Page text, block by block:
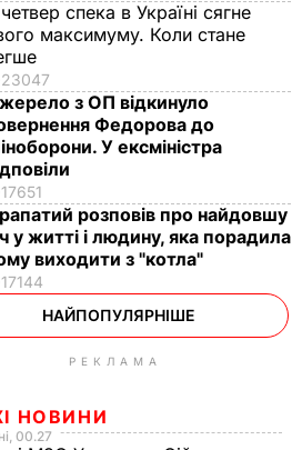
спека в Україні сягне
максимуму. Коли стане
23047
з ОП відкинуло
Федорова до
У ексміністра
17651
розповів про найдовшу
у житті і людину, яка порадила
виходити з "котла"
17144
НАЙПОПУЛЯРНІШЕ
РЕКЛАМА
НОВИНИ
00.27